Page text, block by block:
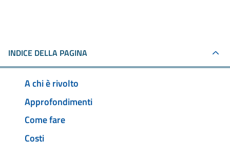
INDICE DELLA PAGINA
A chi è rivolto
Approfondimenti
Come fare
Costi